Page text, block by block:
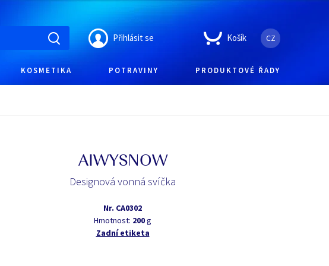
Přihlásit se Košík CZ
KOSMETIKA POTRAVINY PRODUKTOVÉ ŘADY
AIWYSNOW
Designová vonná svíčka
Nr. CA0302
Hmotnost: 200g
Zadní etiketa